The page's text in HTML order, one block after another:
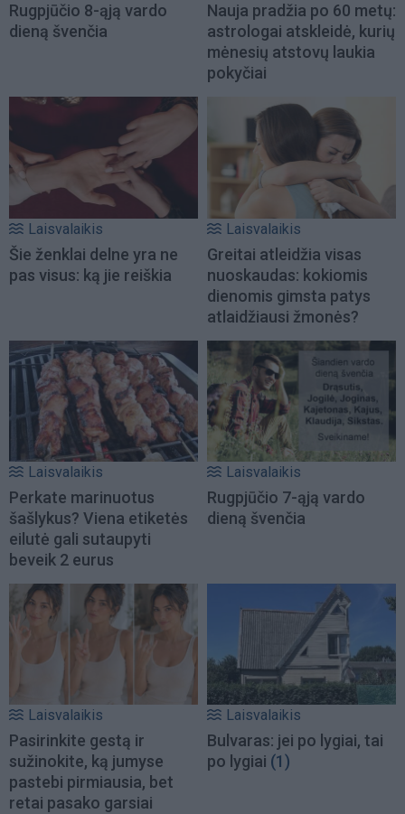
Rugpjūčio 8-ąją vardo
dieną švenčia
Nauja pradžia po 60 metų:
astrologai atskleidė, kurių
mėnesių atstovų laukia
pokyčiai
Laisvalaikis
Šie ženklai delne yra ne
pas visus: ką jie reiškia
Laisvalaikis
Greitai atleidžia visas
nuoskaudas: kokiomis
dienomis gimsta patys
atlaidžiausi žmonės?
Laisvalaikis
Perkate marinuotus
šašlykus? Viena etiketės
eilutė gali sutaupyti
beveik 2 eurus
Laisvalaikis
Rugpjūčio 7-ąją vardo
dieną švenčia
Laisvalaikis
Pasirinkite gestą ir
sužinokite, ką jumyse
pastebi pirmiausia, bet
retai pasako garsiai
Laisvalaikis
Bulvaras: jei po lygiai, tai
po lygiai (1)